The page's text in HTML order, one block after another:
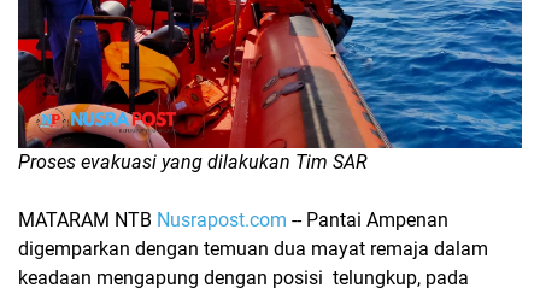
Proses evakuasi yang dilakukan Tim SAR
MATARAM NTB Nusrapost.com -- Pantai Ampenan
digemparkan dengan temuan dua mayat remaja dalam
keadaan mengapung dengan posisi telungkup, pada